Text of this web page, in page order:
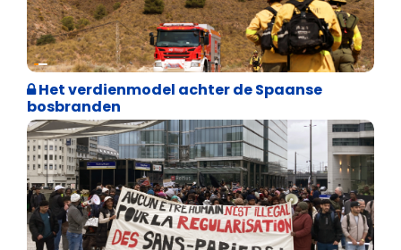
Internationale politiek
Het verdienmodel achter de Spaanse
bosbranden